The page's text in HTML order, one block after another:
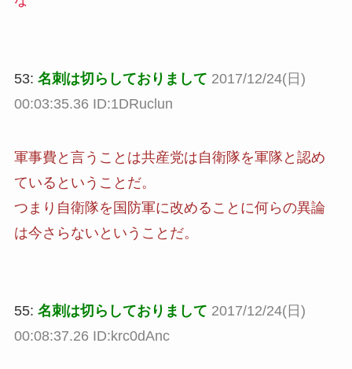
53: 名刺は切らしておりまして 2017/12/24(日)
00:03:35.36 ID:1DRuclun
軍事費と言うことは共産党は自衛隊を軍隊と認め
ているということだ。
つまり自衛隊を国防軍に改めることに何らの異論
は今さらないということだ。
55: 名刺は切らしておりまして 2017/12/24(日)
00:08:37.26 ID:krc0dAnc